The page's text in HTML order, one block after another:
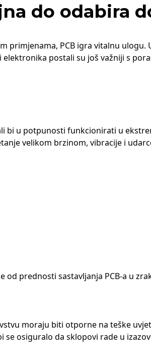
do odabira
primjenama, PCB igra vitalnu ulogu.
postali su još važniji s
bi u potpunosti funkcionirati u
velikom brzinom, vibracije i
od prednosti sastavljanja PCB-a u
moraju biti otporne na teške
osiguralo da sklopovi rade u